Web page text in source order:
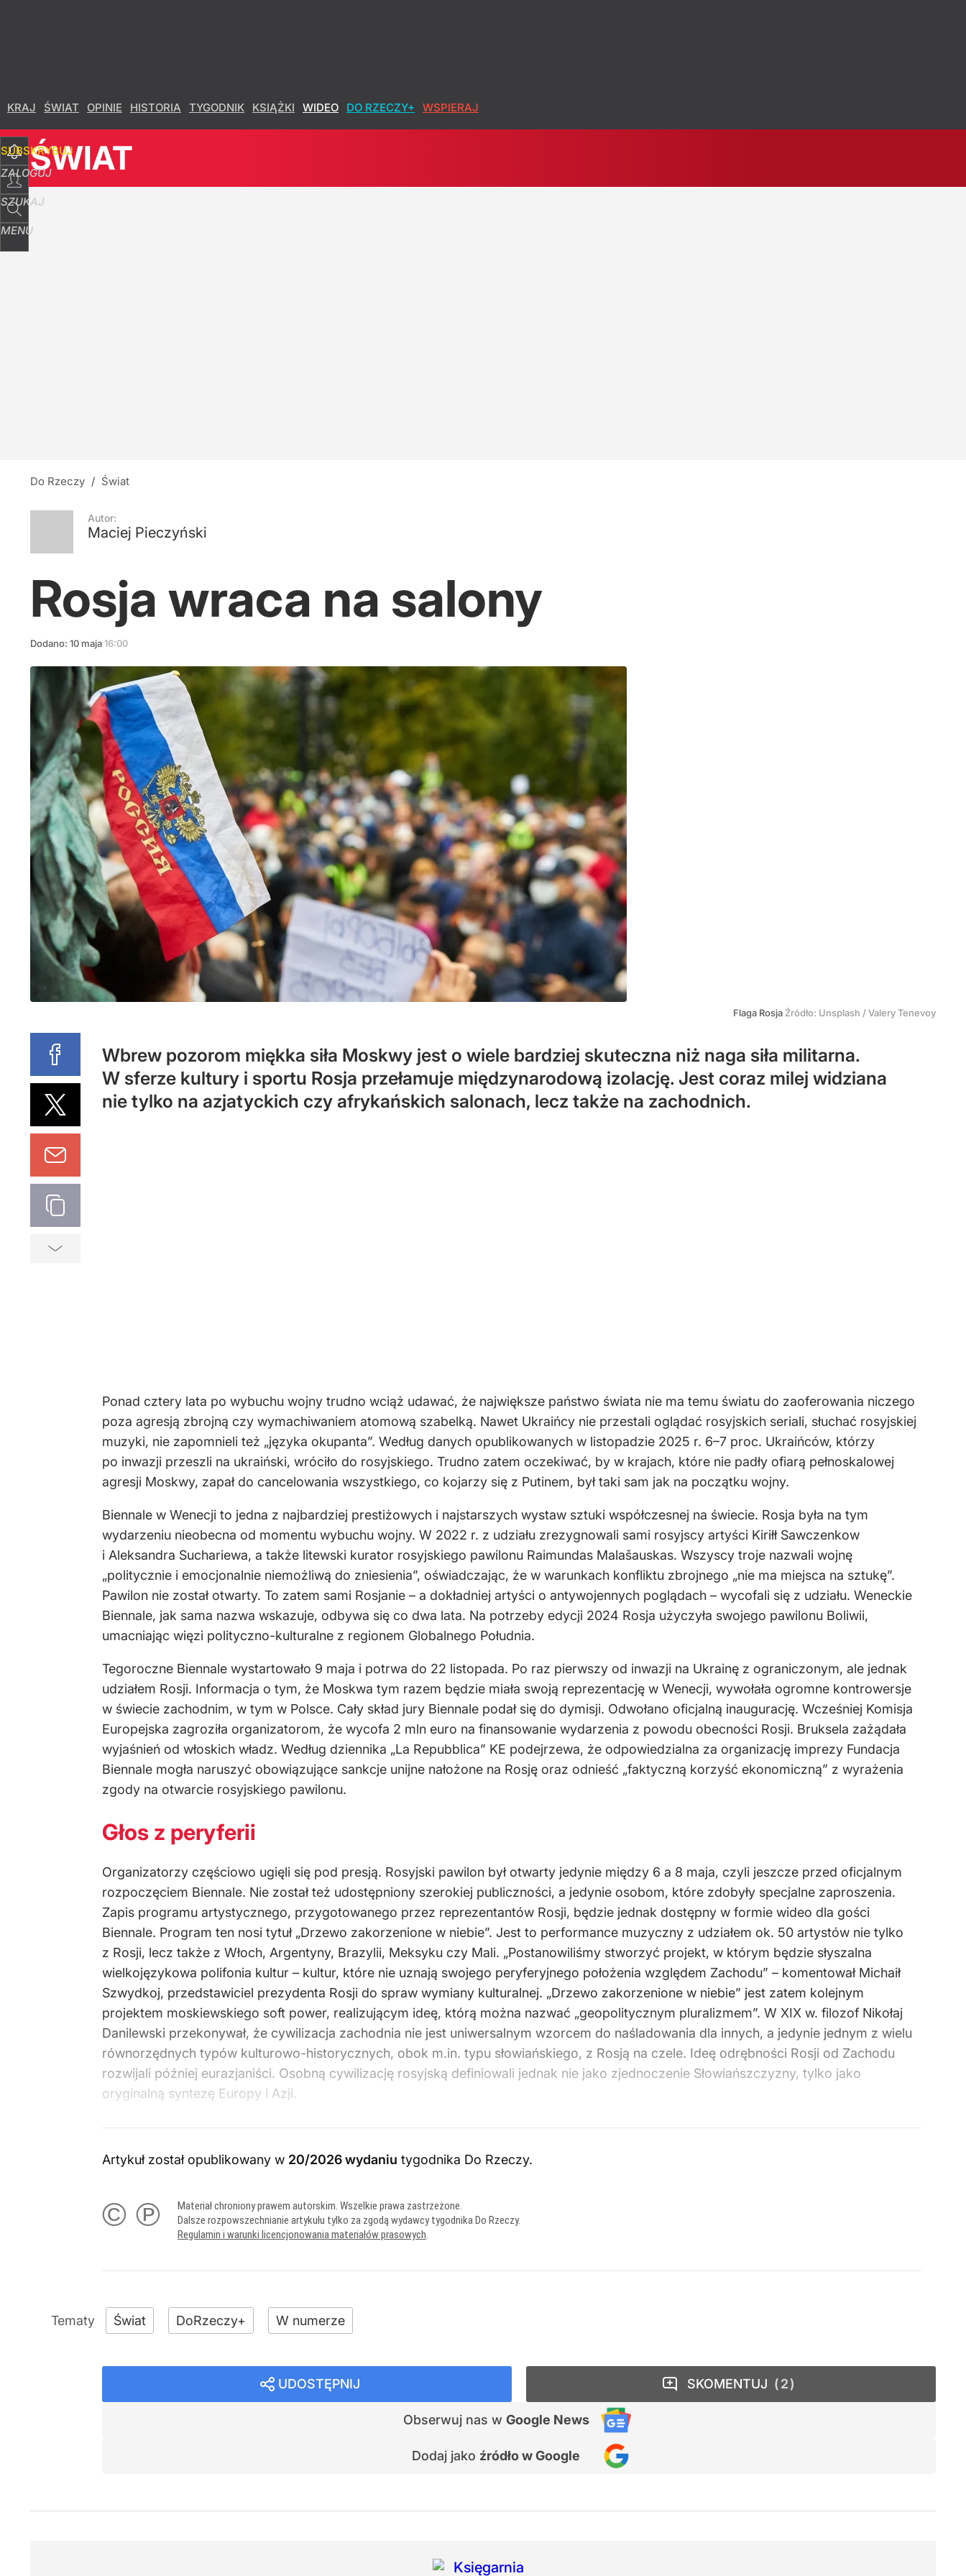
KRAJ ŚWIAT OPINIE HISTORIA TYGODNIK KSIĄŻKI WIDEO DO RZECZY+ WSPIERAJ
SUBSKRYBUJ
ZALOGUJ
SZUKAJ
MENU
ŚWIAT
Do Rzeczy / Świat
Autor:
Maciej Pieczyński
Rosja wraca na salony
Dodano: 10 maja16:00
Flaga Rosja Źródło: Unsplash /Valery Tenevoy
Wbrew pozorom miękka siła Moskwy jest o wiele bardziej skuteczna niż naga siła militarna.
W sferze kultury i sportu Rosja przełamuje międzynarodową izolację. Jest coraz milej widziana
nie tylko na azjatyckich czy afrykańskich salonach, lecz także na zachodnich.
Ponad cztery lata po wybuchu wojny trudno wciąż udawać, że największe państwo świata nie ma temu światu do zaoferowania niczego
poza agresją zbrojną czy wymachiwaniem atomową szabelką. Nawet Ukraińcy nie przestali oglądać rosyjskich seriali, słuchać rosyjskiej
muzyki, nie zapomnieli też „języka okupanta”. Według danych opublikowanych w listopadzie 2025 r. 6–7 proc. Ukraińców, którzy
po inwazji przeszli na ukraiński, wróciło do rosyjskiego. Trudno zatem oczekiwać, by w krajach, które nie padły ofiarą pełnoskalowej
agresji Moskwy, zapał do cancelowania wszystkiego, co kojarzy się z Putinem, był taki sam jak na początku wojny.
Biennale w Wenecji to jedna z najbardziej prestiżowych i najstarszych wystaw sztuki współczesnej na świecie. Rosja była na tym
wydarzeniu nieobecna od momentu wybuchu wojny. W 2022 r. z udziału zrezygnowali sami rosyjscy artyści Kiriłł Sawczenkow
i Aleksandra Suchariewa, a także litewski kurator rosyjskiego pawilonu Raimundas Malašauskas. Wszyscy troje nazwali wojnę
„politycznie i emocjonalnie niemożliwą do zniesienia”, oświadczając, że w warunkach konfliktu zbrojnego „nie ma miejsca na sztukę”.
Pawilon nie został otwarty. To zatem sami Rosjanie – a dokładniej artyści o antywojennych poglądach – wycofali się z udziału. Weneckie
Biennale, jak sama nazwa wskazuje, odbywa się co dwa lata. Na potrzeby edycji 2024 Rosja użyczyła swojego pawilonu Boliwii,
umacniając więzi polityczno-kulturalne z regionem Globalnego Południa.
Tegoroczne Biennale wystartowało 9 maja i potrwa do 22 listopada. Po raz pierwszy od inwazji na Ukrainę z ograniczonym, ale jednak
udziałem Rosji. Informacja o tym, że Moskwa tym razem będzie miała swoją reprezentację w Wenecji, wywołała ogromne kontrowersje
w świecie zachodnim, w tym w Polsce. Cały skład jury Biennale podał się do dymisji. Odwołano oficjalną inaugurację. Wcześniej Komisja
Europejska zagroziła organizatorom, że wycofa 2 mln euro na finansowanie wydarzenia z powodu obecności Rosji. Bruksela zażądała
wyjaśnień od włoskich władz. Według dziennika „La Repubblica” KE podejrzewa, że odpowiedzialna za organizację imprezy Fundacja
Biennale mogła naruszyć obowiązujące sankcje unijne nałożone na Rosję oraz odnieść „faktyczną korzyść ekonomiczną” z wyrażenia
zgody na otwarcie rosyjskiego pawilonu.
Głos z peryferii
Organizatorzy częściowo ugięli się pod presją. Rosyjski pawilon był otwarty jedynie między 6 a 8 maja, czyli jeszcze przed oficjalnym
rozpoczęciem Biennale. Nie został też udostępniony szerokiej publiczności, a jedynie osobom, które zdobyły specjalne zaproszenia.
Zapis programu artystycznego, przygotowanego przez reprezentantów Rosji, będzie jednak dostępny w formie wideo dla gości
Biennale. Program ten nosi tytuł „Drzewo zakorzenione w niebie”. Jest to performance muzyczny z udziałem ok. 50 artystów nie tylko
z Rosji, lecz także z Włoch, Argentyny, Brazylii, Meksyku czy Mali. „Postanowiliśmy stworzyć projekt, w którym będzie słyszalna
wielkojęzykowa polifonia kultur – kultur, które nie uznają swojego peryferyjnego położenia względem Zachodu” – komentował Michaił
Szwydkoj, przedstawiciel prezydenta Rosji do spraw wymiany kulturalnej. „Drzewo zakorzenione w niebie” jest zatem kolejnym
projektem moskiewskiego soft power, realizującym ideę, którą można nazwać „geopolitycznym pluralizmem”. W XIX w. filozof Nikołaj
Danilewski przekonywał, że cywilizacja zachodnia nie jest uniwersalnym wzorcem do naśladowania dla innych, a jedynie jednym z wielu
równorzędnych typów kulturowo-historycznych, obok m.in. typu słowiańskiego, z Rosją na czele. Ideę odrębności Rosji od Zachodu
rozwijali później eurazjaniści. Osobną cywilizację rosyjską definiowali jednak nie jako zjednoczenie Słowiańszczyzny, tylko jako
oryginalną syntezę Europy i Azji.
Artykuł został opublikowany w 20/2026 wydaniu tygodnika Do Rzeczy.
© ℗
Materiał chroniony prawem autorskim. Wszelkie prawa zastrzeżone.
Dalsze rozpowszechnianie artykułu tylko za zgodą wydawcy tygodnika Do Rzeczy.
Regulamin i warunki licencjonowania materiałów prasowych.
Świat DoRzeczy+ W numerze
UDOSTĘPNIJ
Obserwuj nas w Google News
Dodaj jako źródło w Google
SKOMENTUJ 2